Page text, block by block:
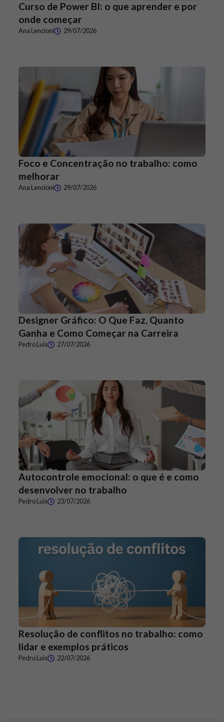
Curso de Power BI: o que aprender e por
onde começar
Ana Lencioni 29/07/2026
Foco e Concentração no trabalho: como
melhorar
Ana Lencioni 29/07/2026
Designer Gráfico: O Que Faz, Quanto
Ganha e Como Começar na Carreira
Pedro Luis 27/07/2026
Autocontrole emocional: o que é e como
desenvolver no trabalho
Pedro Luis 23/07/2026
Resolução de conflitos no trabalho: como
lidar e exemplos práticos
Pedro Luis 22/07/2026